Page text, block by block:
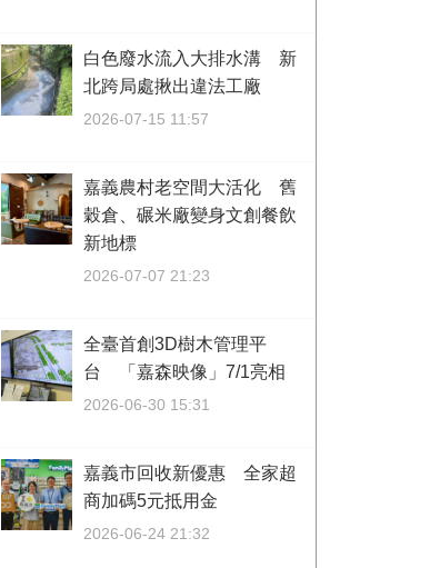
白色廢水流入大排水溝 新
北跨局處揪出違法工廠
2026-07-15 11:57
嘉義農村老空間大活化 舊
穀倉、碾米廠變身文創餐飲
新地標
2026-07-07 21:23
全臺首創3D樹木管理平
台 「嘉森映像」7/1亮相
2026-06-30 15:31
嘉義市回收新優惠 全家超
商加碼5元抵用金
2026-06-24 21:32